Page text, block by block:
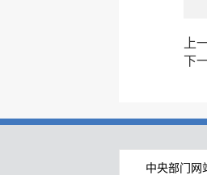
上
下
中央部门网